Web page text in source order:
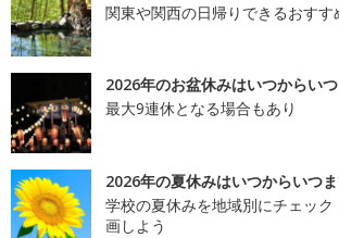
関東や関西の日帰りできるおすす
2026年のお盆休みはいつからい
最大9連休となる場合もあり
2026年の夏休みはいつからいつま
学校の夏休みを地域別にチェッ
画しよう